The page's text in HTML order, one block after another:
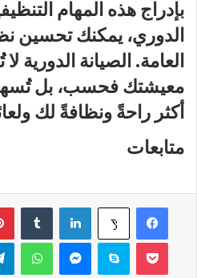
بإدراج هذه المهام
الدوري، يمكنك تحسين
العامة. الصيانة
معيشتك فحسب، بل تُسهم
أكثر راحةً ونظافةً لك
متابعات
فيسبوك ‫X لينكدإن
سكايب واتساب